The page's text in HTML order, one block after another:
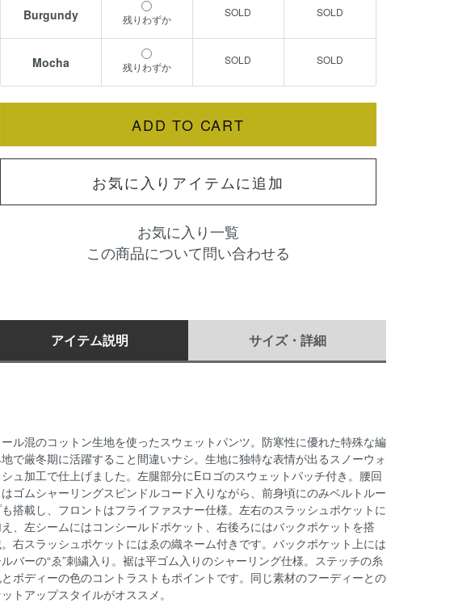
Burgundy 残りわずか
Mocha 残りわずか
お気に入りアイテムに追加
お気に入り一覧
この商品について問い合わせる
アイテム説明 サイズ・詳細
ル混のコットン生地を使ったスウェットパンツ。防寒性に優れた特殊な編
で厳冬期に活躍すること間違いナシ。生地に独特な表情が出るスノーウォ
シュ加工で仕上げました。左腿部分にEロゴのスウェットパッチ付き。腰回
はゴムシャーリングスピンドルコード入りながら、前身頃にのみベルトルー
搭載し、フロントはフライファスナー仕様。左右のスラッシュポケットに
、左シームにはコンシールドポケット、右後ろにはバックポケットを搭
右スラッシュポケットにはゑの織ネーム付きです。バックポケット上には
バーの“ゑ”刺繍入り。裾は平ゴム入りのシャーリング仕様。ステッチの糸
ボディーの色のコントラストもポイントです。同じ素材のフーディーとの
トアップスタイルがオススメ。